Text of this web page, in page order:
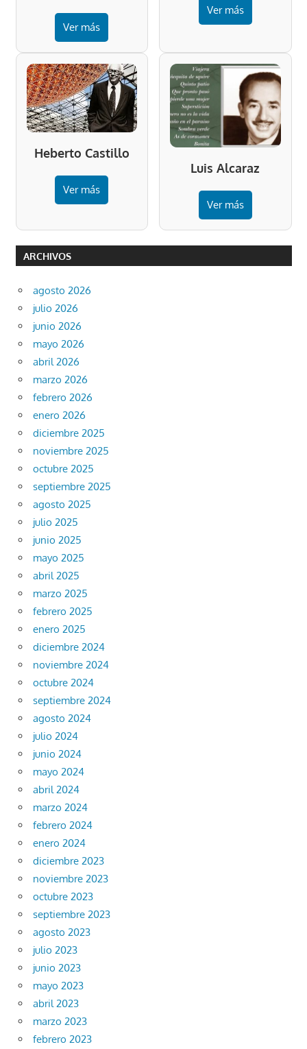
Ver más
Ver más
Heberto Castillo
Ver más
Luis Alcaraz
Ver más
ARCHIVOS
agosto 2026
julio 2026
junio 2026
mayo 2026
abril 2026
marzo 2026
febrero 2026
enero 2026
diciembre 2025
noviembre 2025
octubre 2025
septiembre 2025
agosto 2025
julio 2025
junio 2025
mayo 2025
abril 2025
marzo 2025
febrero 2025
enero 2025
diciembre 2024
noviembre 2024
octubre 2024
septiembre 2024
agosto 2024
julio 2024
junio 2024
mayo 2024
abril 2024
marzo 2024
febrero 2024
enero 2024
diciembre 2023
noviembre 2023
octubre 2023
septiembre 2023
agosto 2023
julio 2023
junio 2023
mayo 2023
abril 2023
marzo 2023
febrero 2023